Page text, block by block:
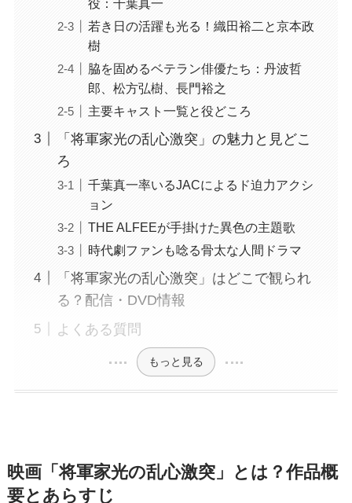
役：千葉真一
若き日の活躍も光る！織田裕二と京本政
樹
脇を固めるベテラン俳優たち：丹波哲
郎、松方弘樹、長門裕之
主要キャスト一覧と役どころ
「将軍家光の乱心激突」の魅力と見どこ
ろ
千葉真一率いるJACによるド迫力アクシ
ョン
THE ALFEEが手掛けた異色の主題歌
時代劇ファンも唸る骨太な人間ドラマ
「将軍家光の乱心激突」はどこで観られ
る？配信・DVD情報
よくある質問
もっと見る
映画「将軍家光の乱心激突」とは？作品概
要とあらすじ